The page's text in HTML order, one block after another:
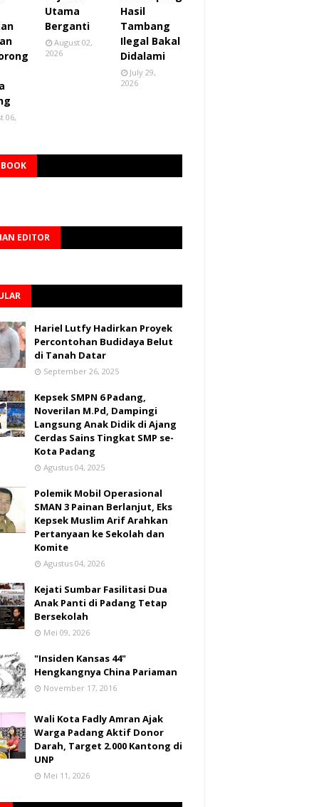
06,
Utama
Berganti
August 02,
2026
Hasil
Tambang
Ilegal Bakal
Didalami
July 29,
2026
EDITOR
Hariel Lutfy Hadirkan Proyek
Percontohan Budidaya Belut
di Tanah Datar
September 26, 2025
Kepsek SMPN 6 Padang,
Noverilan M.Pd, Dampingi
Langsung Anak Didik di Ajang
Cerdas Sains Tingkat SMP se-
Kota Padang
Agustus 04, 2025
Polemik Mobil Operasional
SMAN 3 Painan Berlanjut, Eks
Kepsek Muslim Arif Arahkan
Pertanyaan ke Sekolah dan
Komite
Agustus 04, 2026
Kejati Sumbar Fasilitasi Dua
Anak Panti di Padang Tetap
Bersekolah
Mei 09, 2026
"Insiden Kansas 44"
Hengkangnya China Pariaman
November 17, 2016
Wali Kota Fadly Amran Ajak
Warga Padang Aktif Donor
Darah, Target 2.000 Kantong di
UNP
Mei 11, 2026